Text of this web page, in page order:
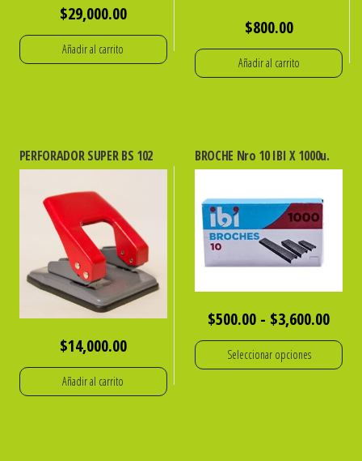
$29,000.00
Añadir al carrito
$800.00
Añadir al carrito
PERFORADOR SUPER BS 102
$14,000.00
Añadir al carrito
BROCHE Nro 10 IBI X 1000u.
$500.00 - $3,600.00
de
Seleccionar opciones